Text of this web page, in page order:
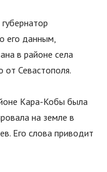
его данным,
в районе села
от Севастополя.
Кара-Кобы была
на земле в
Его слова приводит